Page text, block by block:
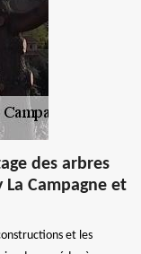
des arbres
Campagne et
et les